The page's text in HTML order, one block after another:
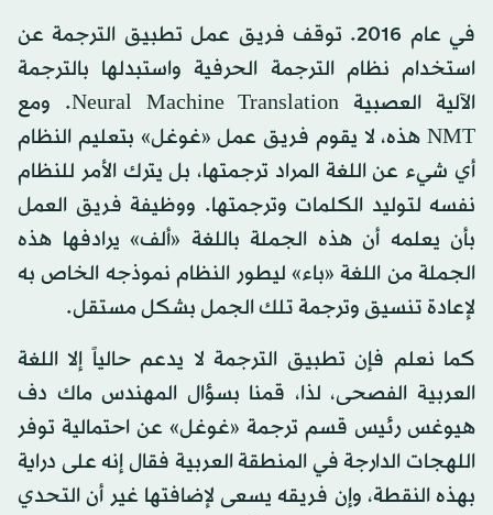
في عام 2016. توقف فريق عمل تطبيق الترجمة عن
استخدام نظام الترجمة الحرفية واستبدلها بالترجمة
الآلية العصبية Neural Machine Translation. ومع
NMT هذه، لا يقوم فريق عمل «غوغل» بتعليم النظام
أي شيء عن اللغة المراد ترجمتها، بل يترك الأمر للنظام
نفسه لتوليد الكلمات وترجمتها. ووظيفة فريق العمل
بأن يعلمه أن هذه الجملة باللغة «ألف» يرادفها هذه
الجملة من اللغة «باء» ليطور النظام نموذجه الخاص به
لإعادة تنسيق وترجمة تلك الجمل بشكل مستقل.
كما نعلم فإن تطبيق الترجمة لا يدعم حالياً إلا اللغة
العربية الفصحى، لذا، قمنا بسؤال المهندس ماك دف
هيوغس رئيس قسم ترجمة «غوغل» عن احتمالية توفر
اللهجات الدارجة في المنطقة العربية فقال إنه على دراية
بهذه النقطة، وإن فريقه يسعى لإضافتها غير أن التحدي